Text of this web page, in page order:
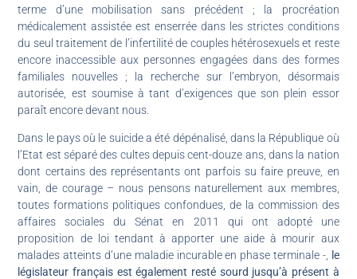
terme d’une mobilisation sans précédent ; la procréation
médicalement assistée est enserrée dans les strictes conditions
du seul traitement de l’infertilité de couples hétérosexuels et reste
encore inaccessible aux personnes engagées dans des formes
familiales nouvelles ; la recherche sur l’embryon, désormais
autorisée, est soumise à tant d’exigences que son plein essor
paraît encore devant nous.
Dans le pays où le suicide a été dépénalisé, dans la République où
l’Etat est séparé des cultes depuis cent-douze ans, dans la nation
dont certains des représentants ont parfois su faire preuve, en
vain, de courage – nous pensons naturellement aux membres,
toutes formations politiques confondues, de la commission des
affaires sociales du Sénat en 2011 qui ont adopté une
proposition de loi tendant à apporter une aide à mourir aux
malades atteints d’une maladie incurable en phase terminale -,
le
législateur français est également resté sourd jusqu’à présent à